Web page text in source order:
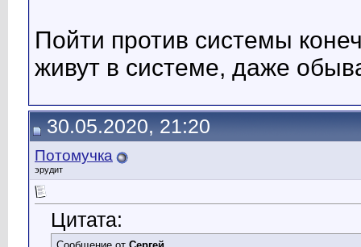
Пойти против системы
живут в системе, даже
30.05.2020, 21:20
Потомучка
эрудит
Цитата: